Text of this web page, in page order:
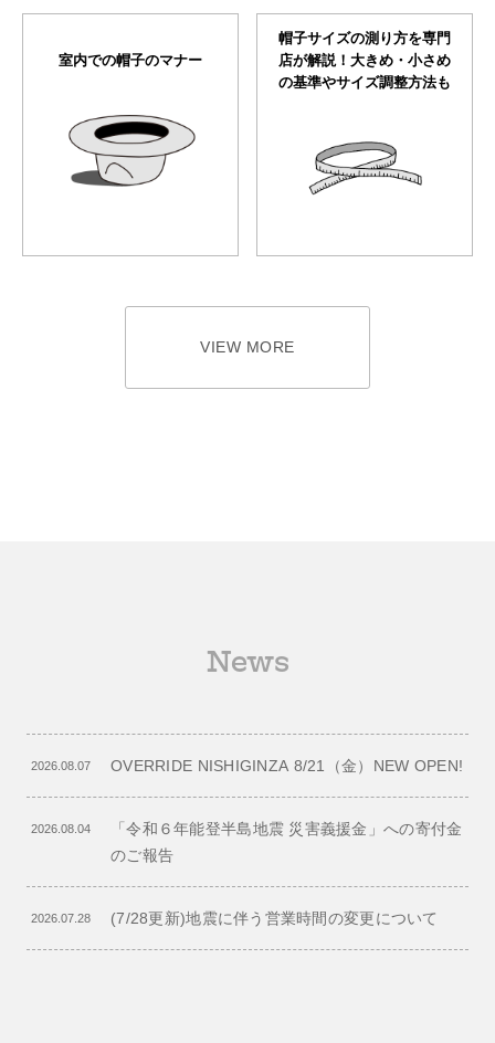
室内での帽子のマナー
帽子サイズの測り方を専門
店が解説！大きめ・小さめ
の基準やサイズ調整方法も
VIEW MORE
News
2026.08.07 OVERRIDE NISHIGINZA 8/21（金）NEW OPEN!
2026.08.04
「令和６年能登半島地震 災害義援金」への寄付金
のご報告
2026.07.28 (7/28更新)地震に伴う営業時間の変更について